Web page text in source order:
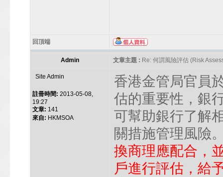
回頂端
Admin 文章主題 : Re: 何謂風險評估 (Risk
Site Admin
註冊時間: 2013-05-08,
19:27
文章: 141
來自: HKMSOA
香港金管局官員
估的重要性，銀
可幫助銀行了解
關措施管理風險
換商理應配合，
戶進行評估，給